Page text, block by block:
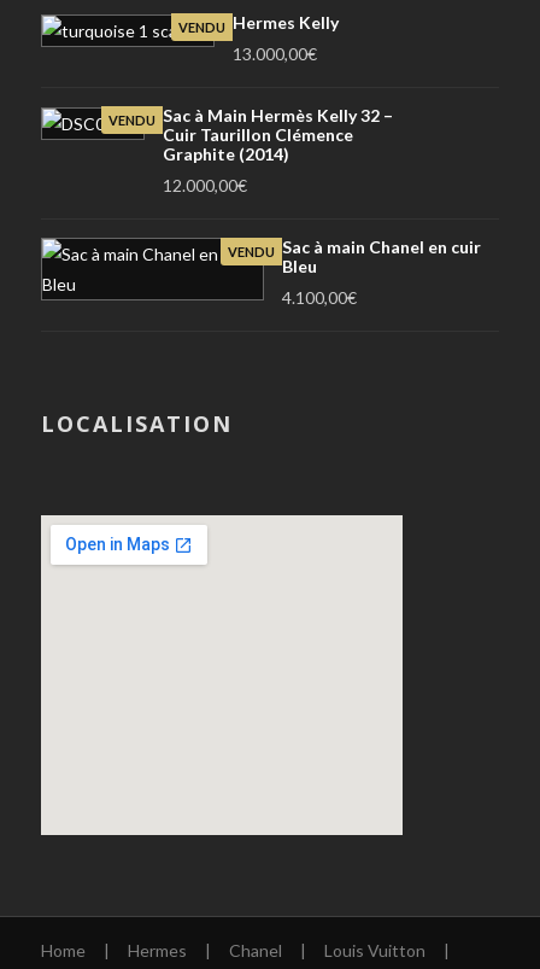
VENDU
Hermes Kelly
13.000,00€
VENDU Sac à Main Hermès Kelly 32 –
Cuir Taurillon Clémence
Graphite (2014)
12.000,00€
VENDU Sac à main Chanel en cuir
Bleu
4.100,00€
LOCALISATION
Home | Hermes | Chanel | Louis Vuitton |